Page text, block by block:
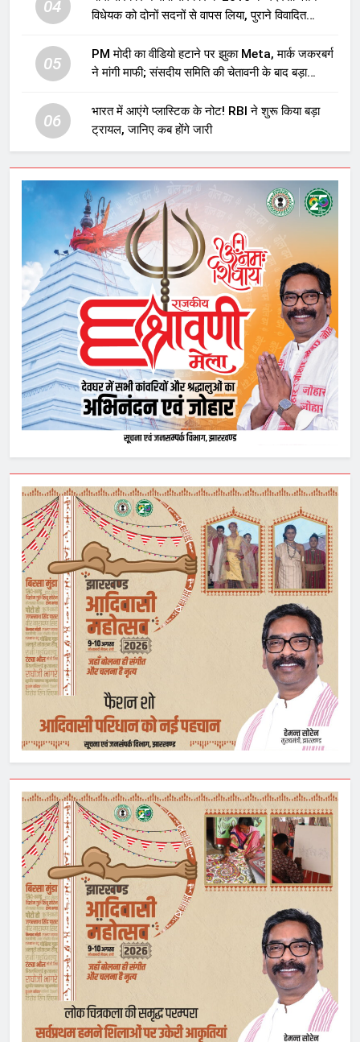
04
विधेयक को दोनों सदनों से वापस लिया, पुराने विवादित
05
PM मोदी का वीडियो हटाने पर झुका Meta, मार्क जकरबर्ग
ने मांगी माफी; संसदीय समिति की चेतावनी के बाद बड़ा
06
भारत में आएंगे प्लास्टिक के नोट! RBI ने शुरू किया बड़ा
ट्रायल, जानिए कब होंगे जारी